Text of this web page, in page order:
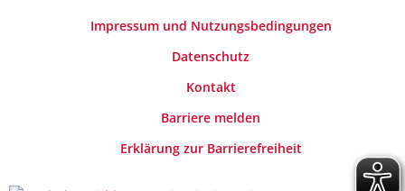
Impressum und Nutzungsbedingungen
Datenschutz
Kontakt
Barriere melden
Erklärung zur Barrierefreiheit